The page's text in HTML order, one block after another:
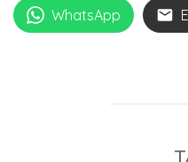
WhatsApp